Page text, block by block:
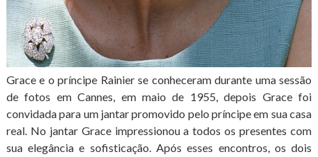
Grace e o príncipe Rainier se conheceram durante uma sessão
de fotos em Cannes, em maio de 1955, depois Grace foi
convidada para um jantar promovido pelo príncipe em sua casa
real. No jantar Grace impressionou a todos os presentes com
sua elegância e sofisticação. Após esses encontros, os dois